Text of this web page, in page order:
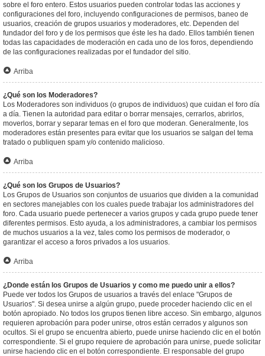
sobre el foro entero. Estos usuarios pueden controlar todas las acciones y
configuraciones del foro, incluyendo configuraciones de permisos, baneo de
usuarios, creación de grupos usuarios y moderadores, etc. Dependen del
fundador del foro y de los permisos que éste les ha dado. Ellos también tienen
todas las capacidades de moderación en cada uno de los foros, dependiendo
de las configuraciones realizadas por el fundador del sitio.
Arriba
¿Qué son los Moderadores?
Los Moderadores son individuos (o grupos de individuos) que cuidan el foro día
a día. Tienen la autoridad para editar o borrar mensajes, cerrarlos, abrirlos,
moverlos, borrar y separar temas en el foro que moderan. Generalmente, los
moderadores están presentes para evitar que los usuarios se salgan del tema
tratado o publiquen spam y/o contenido malicioso.
Arriba
¿Qué son los Grupos de Usuarios?
Los Grupos de Usuarios son conjuntos de usuarios que dividen a la comunidad
en sectores manejables con los cuales puede trabajar los administradores del
foro. Cada usuario puede pertenecer a varios grupos y cada grupo puede tener
diferentes permisos. Esto ayuda, a los administradores, a cambiar los permisos
de muchos usuarios a la vez, tales como los permisos de moderador, o
garantizar el acceso a foros privados a los usuarios.
Arriba
¿Donde están los Grupos de Usuarios y como me puedo unir a ellos?
Puede ver todos los Grupos de usuarios a través del enlace "Grupos de
Usuarios". Si desea unirse a algún grupo, puede proceder haciendo clic en el
botón apropiado. No todos los grupos tienen libre acceso. Sin embargo, algunos
requieren aprobación para poder unirse, otros están cerrados y algunos son
ocultos. Si el grupo se encuentra abierto, puede unirse haciendo clic en el botón
correspondiente. Si el grupo requiere de aprobación para unirse, puede solicitar
unirse haciendo clic en el botón correspondiente. El responsable del grupo